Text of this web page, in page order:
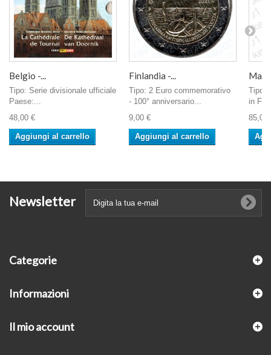
Belgio -...
Tipo: Serie divisionale ufficiale
Paese:...
48,00 €
Aggiungi al carrello
Finlandia -...
Tipo: 2 Euro commemorativo
- 100° anniversario...
9,00 €
Aggiungi al carrello
Tipo:
in
85,00
Newsletter
Categorie
Informazioni
Il mio account